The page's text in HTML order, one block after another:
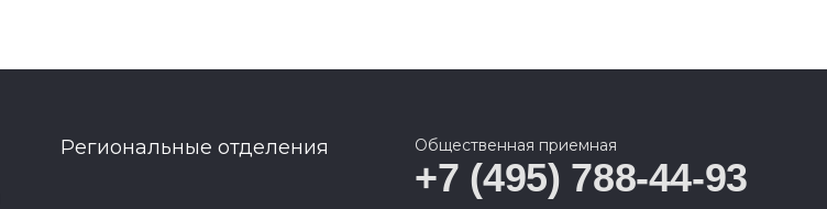
Региональные отделения Общественная приемная
+7 (495) 788-44-93